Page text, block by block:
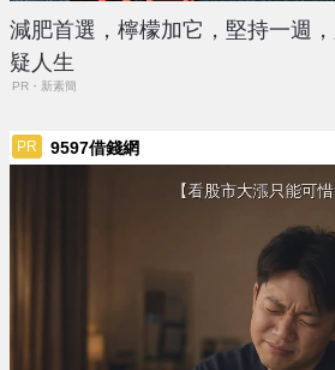
減肥首選，檸檬加它，堅持一週
疑人生
PR・新素簡
PR 9597借錢網